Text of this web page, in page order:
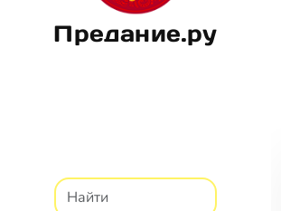
Предание.ру